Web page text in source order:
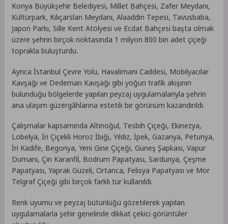
Konya Büyükşehir Belediyesi, Millet Bahçesi, Zafer Meydanı,
Kültürpark, Kılıçarslan Meydanı, Alaaddin Tepesi, Tavusbaba,
Japon Parkı, Sille Kent Atölyesi ve Ecdat Bahçesi başta olmak
üzere şehrin birçok noktasında 1 milyon 800 bin adet çiçeği
toprakla buluşturdu.
Ayrıca İstanbul Çevre Yolu, Havalimanı Caddesi, Mobilyacılar
Kavşağı ve Dedeman Kavşağı gibi yoğun trafik akışının
bulunduğu bölgelerde yapılan peyzaj uygulamalarıyla şehrin
ana ulaşım güzergâhlarına estetik bir görünüm kazandırıldı.
Çalışmalar kapsamında Altınoğul, Tesbih Çiçeği, Ekinezya,
Lobelya, İri Çiçekli Horoz İbiği, Yıldız, İpek, Gazanya, Petunya,
İri Kadife, Begonya, Yeni Gine Çiçeği, Güneş Şapkası, Vapur
Dumanı, Çin Karanfil, Bodrum Papatyası, Sardunya, Çeşme
Papatyası, Yaprak Güzeli, Ortanca, Felisya Papatyası ve Mor
Telgraf Çiçeği gibi birçok farklı tür kullanıldı.
Renk uyumu ve peyzaj bütünlüğü gözetilerek yapılan
uygulamalarla şehir genelinde dikkat çekici görüntüler